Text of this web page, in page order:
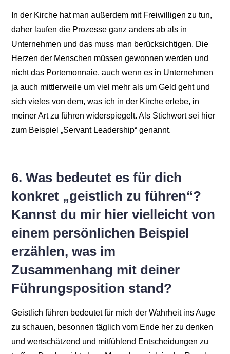
In der Kirche hat man außerdem mit Freiwilligen zu tun,
daher laufen die Prozesse ganz anders ab als in
Unternehmen und das muss man berücksichtigen. Die
Herzen der Menschen müssen gewonnen werden und
nicht das Portemonnaie, auch wenn es in Unternehmen
ja auch mittlerweile um viel mehr als um Geld geht und
sich vieles von dem, was ich in der Kirche erlebe, in
meiner Art zu führen widerspiegelt. Als Stichwort sei hier
zum Beispiel „Servant Leadership“ genannt.
6. Was bedeutet es für dich
konkret „geistlich zu führen“?
Kannst du mir hier vielleicht von
einem persönlichen Beispiel
erzählen, was im
Zusammenhang mit deiner
Führungsposition stand?
Geistlich führen bedeutet für mich der Wahrheit ins Auge
zu schauen, besonnen täglich vom Ende her zu denken
und wertschätzend und mitfühlend Entscheidungen zu